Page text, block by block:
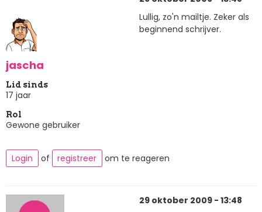
jascha
Lid sinds
17 jaar
Rol
Gewone gebruiker
Lullig, zo'n mailtje. Zeker als
beginnend schrijver.
Login of registreer om te reageren
29 oktober 2009 - 13:48